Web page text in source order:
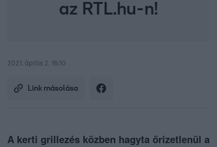
az RTL.hu-n!
2021. április 2. 16:10
Link másolása
A kerti grillezés közben hagyta őrizetlenül a